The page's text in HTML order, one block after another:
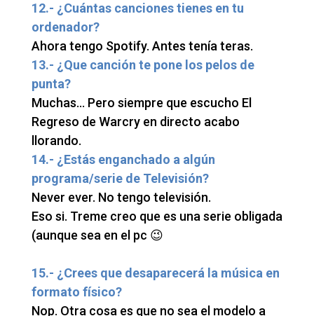
12.- ¿Cuántas canciones tienes en tu
ordenador?
Ahora tengo Spotify. Antes tenía teras.
13.- ¿Que canción te pone los pelos de
punta?
Muchas… Pero siempre que escucho El
Regreso de Warcry en directo acabo
llorando.
14.- ¿Estás enganchado a algún
programa/serie de Televisión?
Never ever. No tengo televisión.
Eso si. Treme creo que es una serie obligada
(aunque sea en el pc 😉
15.- ¿Crees que desaparecerá la música en
formato físico?
Nop. Otra cosa es que no sea el modelo a